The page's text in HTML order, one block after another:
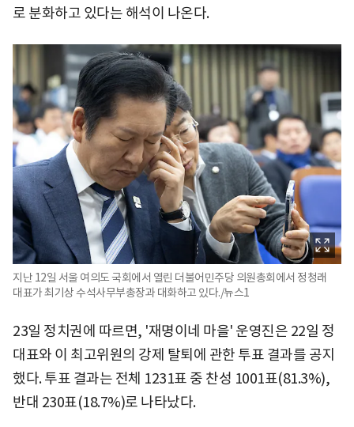
로 분화하고 있다는 해석이 나온다.
지난 12일 서울 여의도 국회에서 열린 더불어민주당 의원총회에서 정청래
대표가 최기상 수석사무부총장과 대화하고 있다./뉴스1
23일 정치권에 따르면, '재명이네 마을' 운영진은 22일 정
대표와 이 최고위원의 강제 탈퇴에 관한 투표 결과를 공지
했다. 투표 결과는 전체 1231표 중 찬성 1001표(81.3%),
반대 230표(18.7%)로 나타났다.